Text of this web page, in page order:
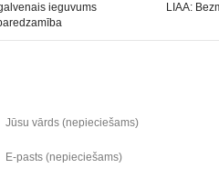
ieguvums
LIAA:
Jūsu vārds (nepieciešams)
E-pasts (nepieciešams)